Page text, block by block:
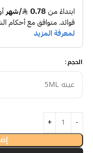
الحجم